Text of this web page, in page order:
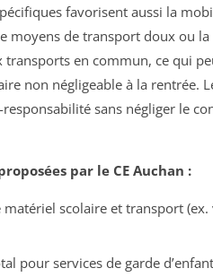
favorisent aussi la
moyens de transport doux ou
transports en commun, ce qui
non négligeable à la rentrée.
responsabilité sans négliger le
par le CE Auchan :
scolaire et transport (ex.
pour services de garde